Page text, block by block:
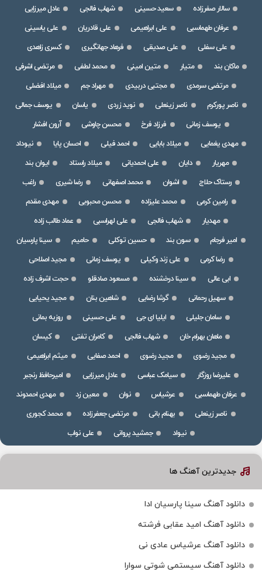
سالار صفرزاده
سعید حسینی شهاب فالجی
عادل میرزایی
عرفان طهماسبی
علی ابراهیمی علی قادریان
علی یاسینی
علی سفلی
علی صدیقی فرهاد جهانگیری
کسری زاهدی
ماکان بند
متیار متین امینی محمد لطفی
مرتضی اشرفی
مرتضی سرمدی
مجتبی دربیدی مهراد جم
میلاد افضلی
ناصر پورکرم
ناصر زینعلی نوید زردی یاسان
یوسف جمالی
یوسف زمانی
فرزاد فرخ محسن چاوشی
آرون افشار
مهدی یغمایی
میلاد بابایی احمد فیلی احسان پایا
نیوداد
مهریار
دایان علی احمدیانی میلاد راستاد
ایوان بند
رستاک حلاج
اشوان محمد اصفهانی رضا شیری
راغب
رامین کرمی
محمد علیزاده محسن محبوبی
مهدی مقدم
مهدیار
شهاب فالجی علی لهراسبی
عماد طالب زاده
امیر فرجام
سون بند حسین توکلی حامیم
سینا پارسیان
رضا کرمی
علی زند وکیلی یوسف زمانی
مجید اصلاحی
ابی عالی
سینا درخشنده مسعود صادقلو
حجت اشرف زاده
سهیل رحمانی
گرشا رضایی شاهین بنان
مجید یحیایی
سامان جلیلی
ایلیا ای جی علی حسینی
روزبه بمانی
ماهان بهرام خان
شهاب فالجی کامران تفتی
کیسان
مجید رضوی
مجید رضوی احمد صفایی
میثم ابراهیمی
علیرضا روزگار
سیامک عباسی عادل میرزایی
امیرحافظ رنجبر
عرفان طهماسبی
عرشیاس نوان معین زد
مهدی احمدوند
ناصر زینعلی
بهنام بانی مرتضی جعفرزاده
محمد کجوری
نیواد
جمشید پروانی علی نواب
جدیدترین آهنگ ها
دانلود آهنگ سینا پارسیان ادا
دانلود آهنگ امید عقابی فرشته
دانلود آهنگ عرشیاس عادی نی
دانلود آهنگ سیستمی شوتی سوارا